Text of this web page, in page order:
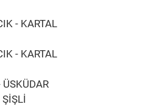
- KARTAL
- KARTAL